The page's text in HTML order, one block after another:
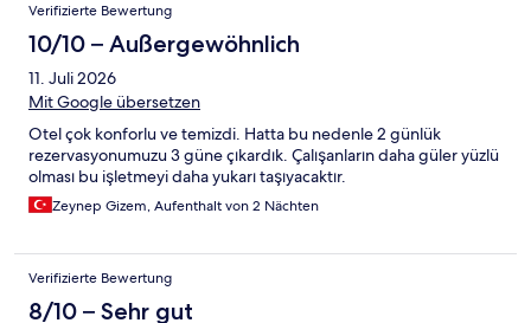
Verifizierte Bewertung
10/10 – Außergewöhnlich
11. Juli 2026
Mit Google übersetzen
Otel çok konforlu ve temizdi. Hatta bu nedenle 2 günlük
rezervasyonumuzu 3 güne çıkardık. Çalışanların daha güler yüzlü
olması bu işletmeyi daha yukarı taşıyacaktır.
Zeynep Gizem, Aufenthalt von 2 Nächten
Verifizierte Bewertung
8/10 – Sehr gut